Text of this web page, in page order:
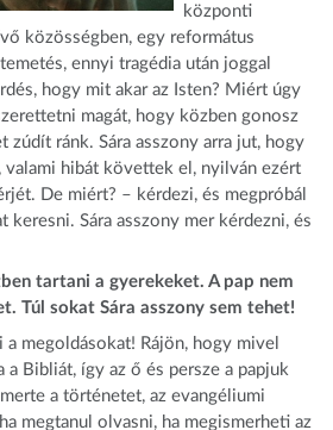
központi
közösségben, egy református
ennyi tragédia után joggal
hogy mit akar az Isten? Miért úgy
magát, hogy közben gonosz
zúdít ránk. Sára asszony arra jut, hogy
valami hibát követtek el, nyilván ezért
De miért? – kérdezi, és megpróbál
keresni. Sára asszony mer kérdezni, és
tartani a gyerekeket. A pap nem
Túl sokat Sára asszony sem tehet!
a megoldásokat! Rájön, hogy mivel
a Bibliát, így az ő és persze a papjuk
a történetet, az evangéliumi
megtanul olvasni, ha megismerheti az